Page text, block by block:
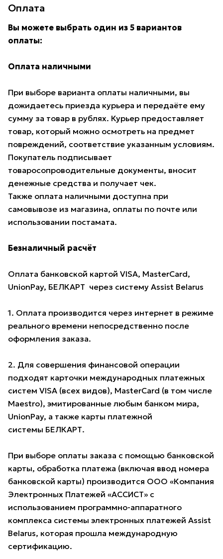
Оплата
Вы можете выбрать один из 5 вариантов
оплаты:
Оплата наличными
При выборе варианта оплаты наличными, вы
дожидаетесь приезда курьера и передаёте ему
сумму за товар в рублях. Курьер предоставляет
товар, который можно осмотреть на предмет
повреждений, соответствие указанным условиям.
Покупатель подписывает
товаросопроводительные документы, вносит
денежные средства и получает чек.
Также оплата наличными доступна при
самовывозе из магазина, оплаты по почте или
использовании постамата.
Безналичный расчёт
Оплата банковской картой VISA, MasterCard,
UnionPay, БЕЛКАРТ через систему Assist Belarus
1. Оплата производится через интернет в режиме
реального времени непосредственно после
оформления заказа.
2. Для совершения финансовой операции
подходят карточки международных платежных
систем VISA (всех видов), MasterCard (в том числе
Maestro), эмитированные любым банком мира,
UnionPay, а также карты платежной
системы БЕЛКАРТ.
При выборе оплаты заказа с помощью банковской
карты, обработка платежа (включая ввод номера
банковской карты) производится ООО «Компания
Электронных Платежей «АССИСТ» с
использованием программно-аппаратного
комплекса системы электронных платежей Assist
Belarus, которая прошла международную
сертификацию.